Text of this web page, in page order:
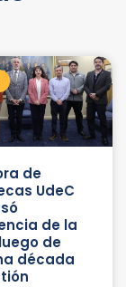
de
UdeC
de la
de
década